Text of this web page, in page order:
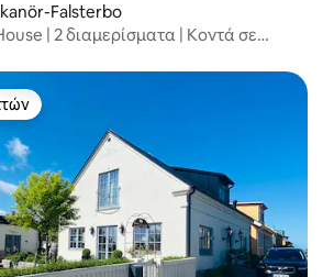
Falsterbo
| 2 διαμερίσματα | Κοντά σε